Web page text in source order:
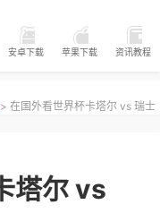
安卓下载 苹果下载 资讯教程
> 在国外看世界杯卡塔尔 vs 瑞士
塔尔 vs